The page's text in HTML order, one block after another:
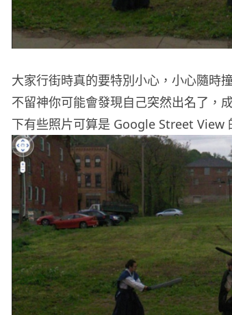
大家行街時真的要特別小心，小心隨時
不留神你可能會發現自己突然出名了，
下有些照片可算是 Google Street View